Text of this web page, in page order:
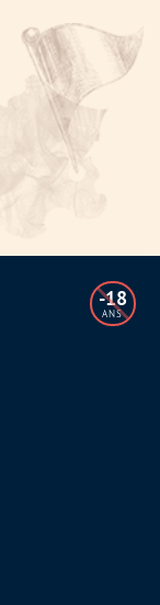
L'accès
à
-18
ANS